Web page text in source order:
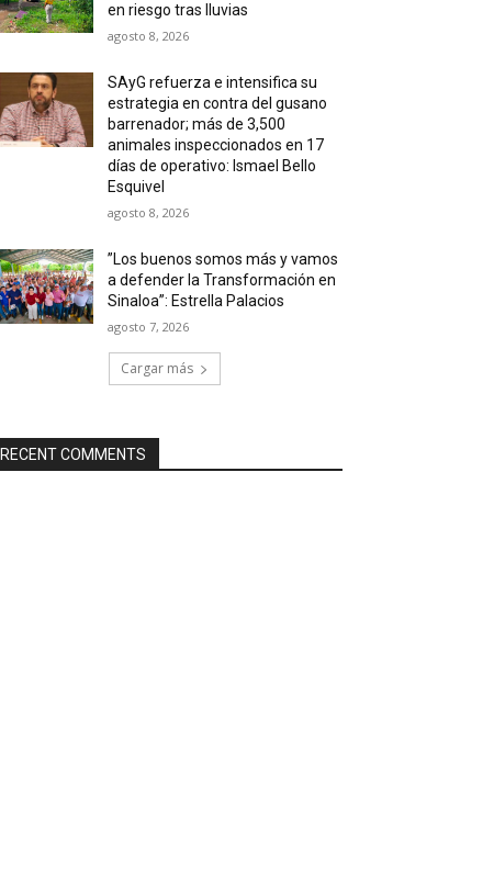
en riesgo tras lluvias
agosto 8, 2026
SAyG refuerza e intensifica su
estrategia en contra del gusano
barrenador; más de 3,500
animales inspeccionados en 17
días de operativo: Ismael Bello
Esquivel
agosto 8, 2026
”Los buenos somos más y vamos
a defender la Transformación en
Sinaloa”: Estrella Palacios
agosto 7, 2026
Cargar más
RECENT COMMENTS